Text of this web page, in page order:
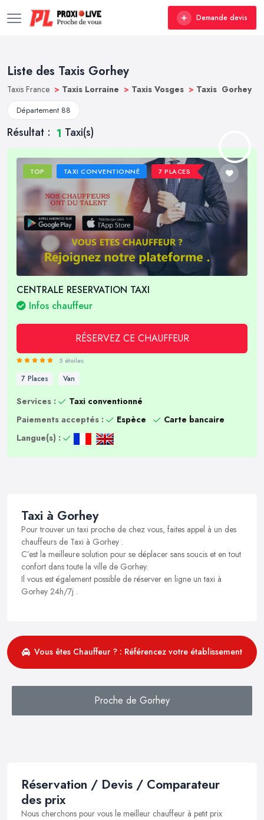
Demande devis
Liste des Taxis Gorhey
Taxis France > Taxis Lorraine > Taxis Vosges > Taxis Gorhey
Département 88
Résultat : 1 Taxi(s)
TOP TAXI CONVENTIONNÉ 7 PLACES
CENTRALE RESERVATION TAXI
Infos chauffeur
RÉSERVEZ CE CHAUFFEUR
5 étoiles
7 Places Van
Services :
Taxi conventionné
Paiements acceptés :
Espèce
Carte bancaire
Langue(s) :
Taxi à Gorhey
Pour trouver un taxi proche de chez vous, faites appel à un des
chauffeurs de Taxi à Gorhey .
C’est la meilleure solution pour se déplacer sans soucis et en tout
confort dans toute la ville de Gorhey.
Il vous est également possible de réserver en ligne un taxi à
Gorhey 24h/7j .
Vous êtes Chauffeur ? : Référencez votre établissement
Proche de Gorhey
Réservation / Devis / Comparateur
des prix
Nous cherchons pour vous le meilleur chauffeur à petit prix